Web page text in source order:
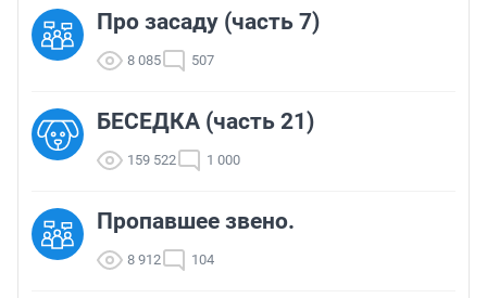
Про засаду (часть 7)
8 085 507
БЕСЕДКА (часть 21)
159 522 1 000
Пропавшее звено.
8 912 104